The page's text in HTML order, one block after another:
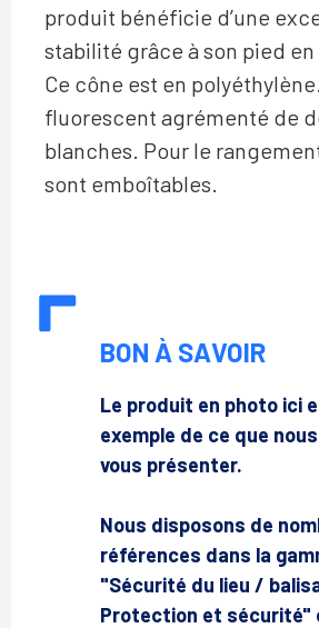
produit bénéficie d’une
stabilité grâce à son pied
Ce cône est en
fluorescent agrémenté de
blanches. Pour le
sont emboîtables.
BON À SAVOIR
Le produit en photo ici
exemple de ce que
vous présenter.
Nous disposons de
références dans la
"Sécurité du lieu /
Protection et sécurité"